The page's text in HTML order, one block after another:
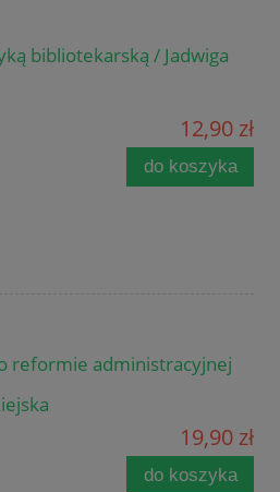
bibliotekarską / Jadwiga
12,90 zł
do koszyka
reformie administracyjnej
19,90 zł
do koszyka